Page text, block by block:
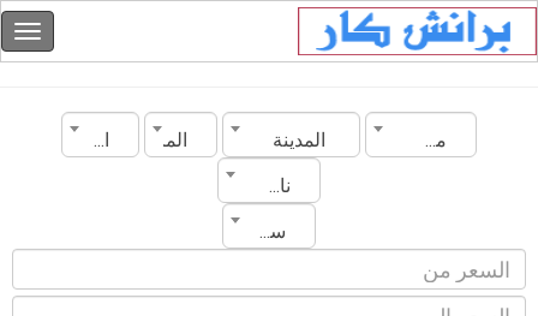
مصر المدينة الماركة
الموديل
ناقل الحركة
سنة الصنع